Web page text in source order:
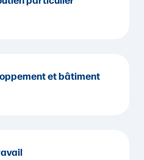
et bâtiment